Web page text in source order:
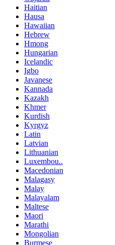
Haitian
Hausa
Hawaiian
Hebrew
Hmong
Hungarian
Icelandic
Igbo
Javanese
Kannada
Kazakh
Khmer
Kurdish
Kyrgyz
Latin
Latvian
Lithuanian
Luxembou..
Macedonian
Malagasy
Malay
Malayalam
Maltese
Maori
Marathi
Mongolian
Burmese